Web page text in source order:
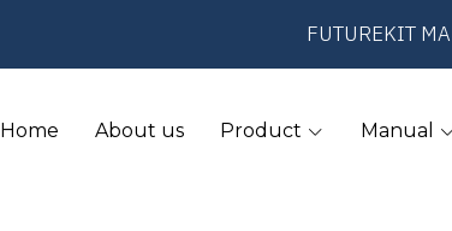
FUTUREKIT
Home About us Product Manual